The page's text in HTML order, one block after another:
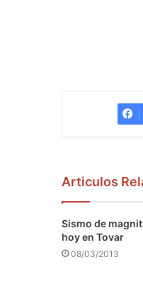
Articulos
Sismo de
hoy en Tovar
08/03/2013